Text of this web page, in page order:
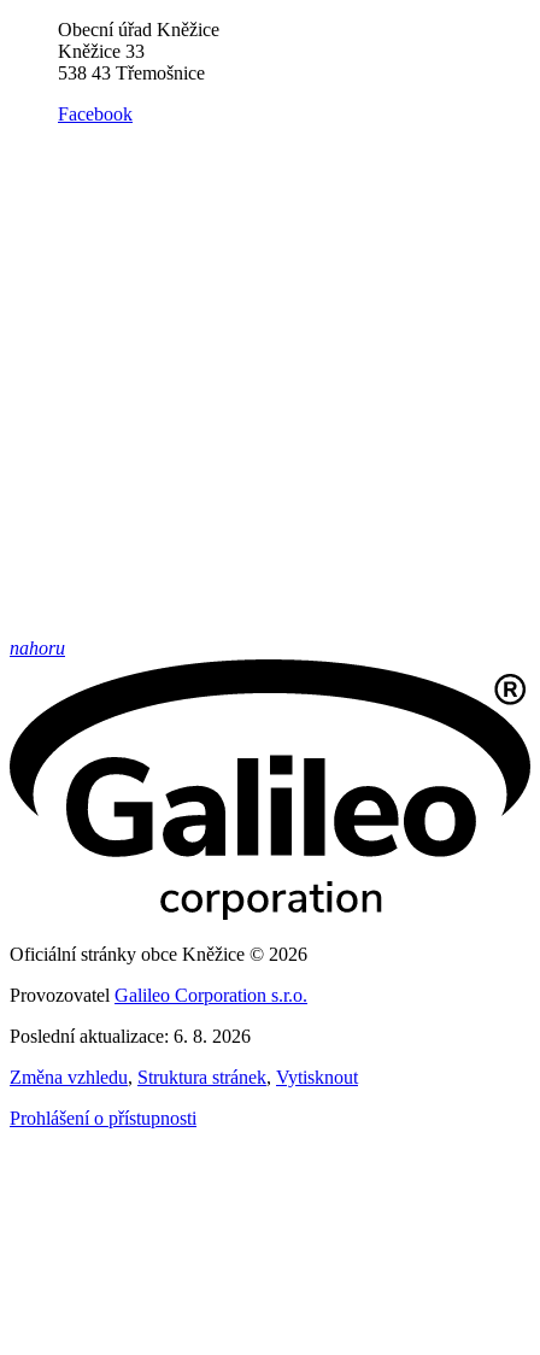
Obecní úřad Kněžice
Kněžice 33
538 43 Třemošnice
Facebook
nahoru
Oficiální stránky obce Kněžice © 2026
Provozovatel Galileo Corporation s.r.o.
Poslední aktualizace: 6. 8. 2026
Změna vzhledu, Struktura stránek, Vytisknout
Prohlášení o přístupnosti